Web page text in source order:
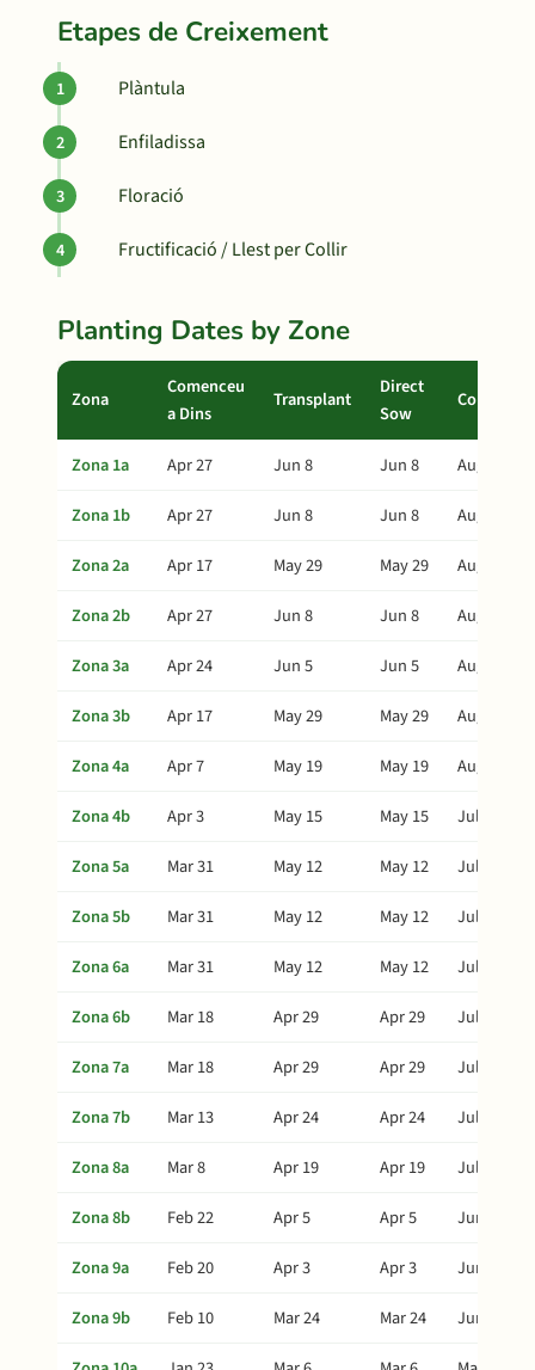
Etapes de Creixement
Plàntula
Enfiladissa
Floració
Fructificació / Llest per Collir
Planting Dates by Zone
Zona
Comenceu
a Dins
Transplant
Direct
Sow
Collita
Zona 1a Apr 27 Jun 8 Jun 8
Aug 22
Zona 1b
Apr 27 Jun 8 Jun 8
Aug 22
Zona 2a
Apr 17 May 29 May 29
Aug 12
Zona 2b
Apr 27 Jun 8 Jun 8
Aug 22
Zona 3a
Apr 24 Jun 5 Jun 5
Aug 19
Zona 3b
Apr 17 May 29 May 29
Aug 12
Zona 4a
Apr 7 May 19 May 19
Aug 2
Zona 4b
Apr 3 May 15 May 15
Jul 29
Zona 5a
Mar 31 May 12 May 12
Jul 26
Zona 5b
Mar 31 May 12 May 12
Jul 26
Zona 6a
Mar 31 May 12 May 12
Jul 26
Zona 6b
Mar 18 Apr 29 Apr 29
Jul 13
Zona 7a
Mar 18 Apr 29 Apr 29
Jul 13
Zona 7b
Mar 13 Apr 24 Apr 24
Jul 8
Zona 8a
Mar 8 Apr 19 Apr 19
Jul 3
Zona 8b
Feb 22 Apr 5 Apr 5
Jun 19
Zona 9a
Feb 20 Apr 3 Apr 3
Jun 17
Zona 9b
Feb 10 Mar 24 Mar 24
Jun 7